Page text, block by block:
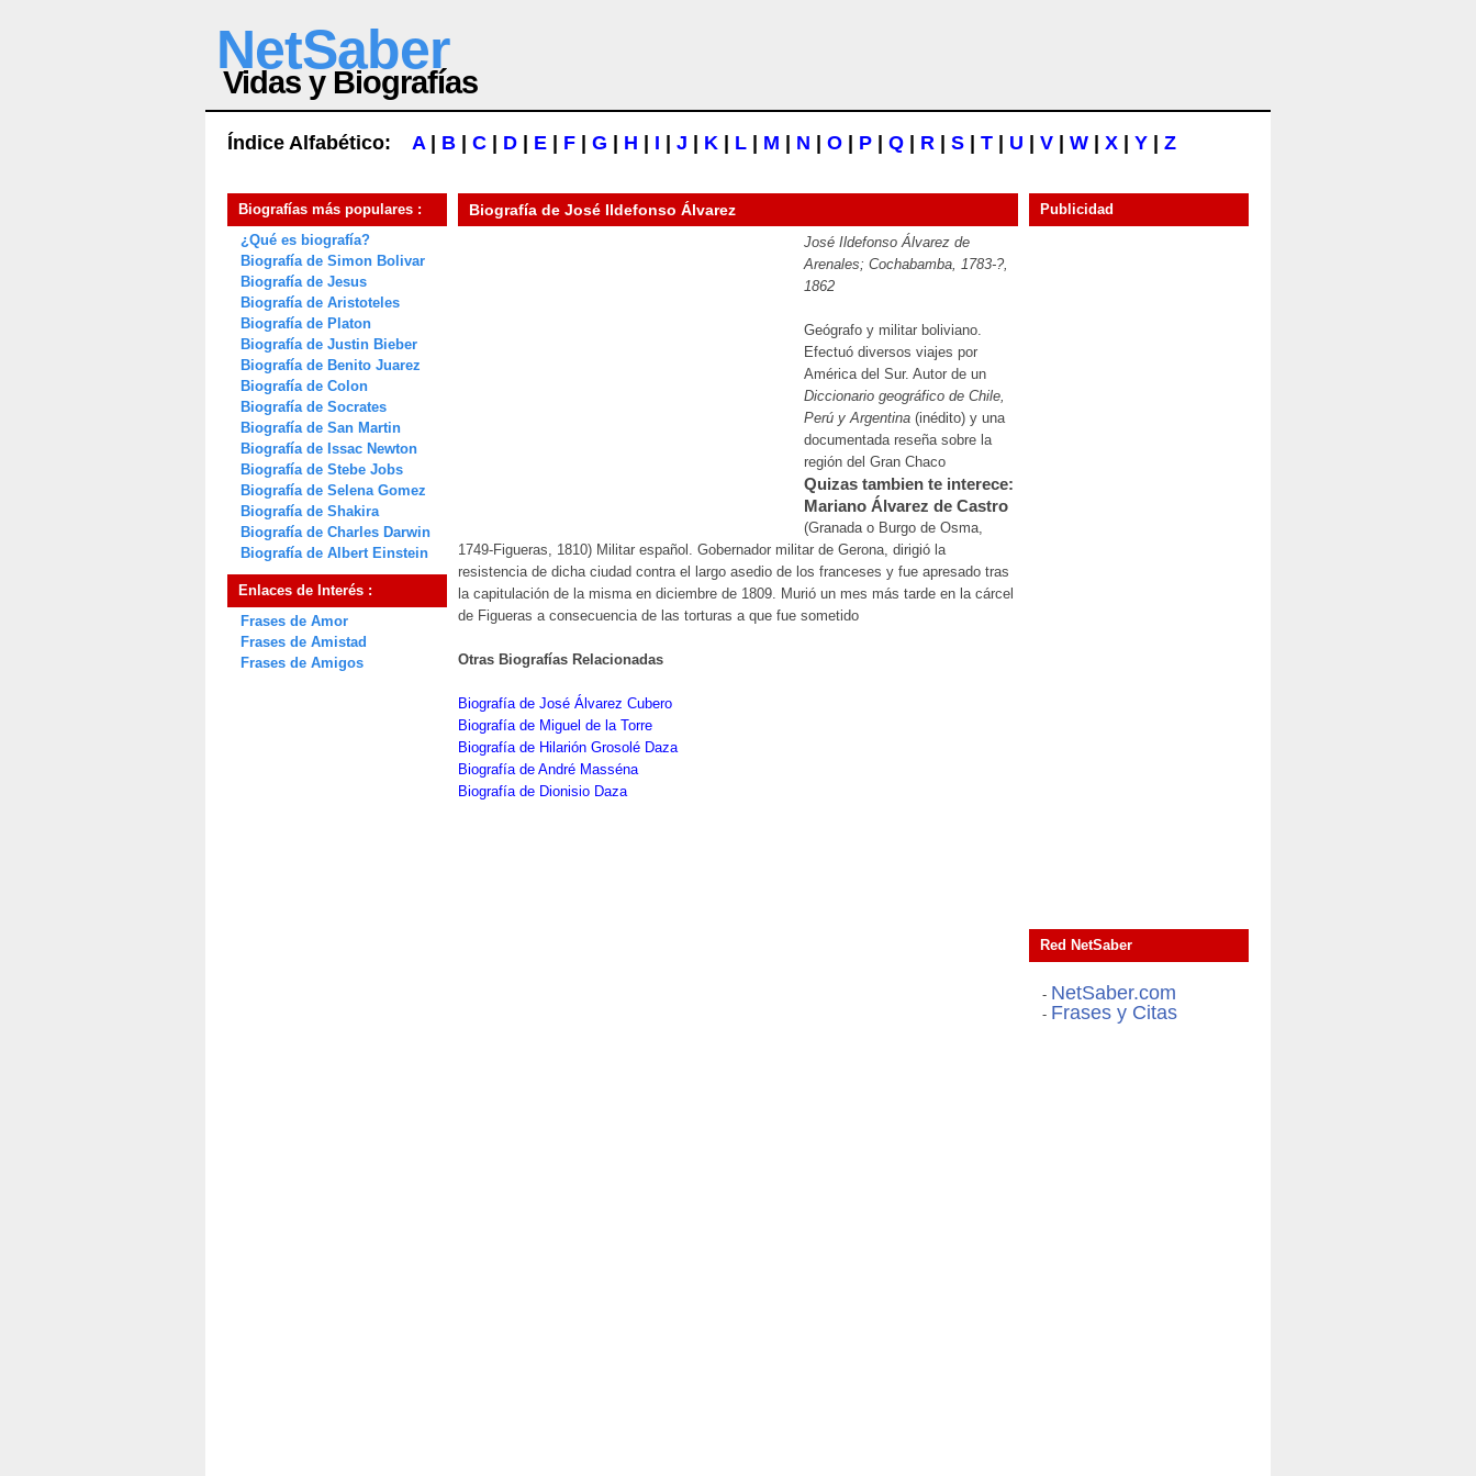
NetSaber
Vidas y Biografías
Índice Alfabético: A| B C D E F G H I J K L M N O P Q R S T U V W X Y Z
Biografías más populares :
¿Qué es biografía?
Biografía de Simon Bolivar
Biografía de Jesus
Biografía de Aristoteles
Biografía de Platon
Biografía de Justin Bieber
Biografía de Benito Juarez
Biografía de Colon
Biografía de Socrates
Biografía de San Martin
Biografía de Issac Newton
Biografía de Stebe Jobs
Biografía de Selena Gomez
Biografía de Shakira
Biografía de Charles Darwin
Biografía de Albert Einstein
Enlaces de Interés :
Frases de Amor
Frases de Amistad
Frases de Amigos
Biografía de José Ildefonso Álvarez
José Ildefonso Álvarez de
Arenales; Cochabamba, 1783-?,
1862
Geógrafo y militar boliviano.
Efectuó diversos viajes por
América del Sur. Autor de un
Diccionario geográfico de Chile,
Perú y Argentina (inédito) y una
documentada reseña sobre la
región del Gran Chaco
Quizas tambien te interece:
Mariano Álvarez de Castro
(Granada o Burgo de Osma,
1749-Figueras, 1810) Militar español. Gobernador militar de Gerona, dirigió la
resistencia de dicha ciudad contra el largo asedio de los franceses y fue apresado tras
la capitulación de la misma en diciembre de 1809. Murió un mes más tarde en la cárcel
de Figueras a consecuencia de las torturas a que fue sometido
Otras Biografías Relacionadas
Biografía de José Álvarez Cubero
Biografía de Miguel de la Torre
Biografía de Hilarión Grosolé Daza
Biografía de André Masséna
Biografía de Dionisio Daza
Publicidad
Red NetSaber
- NetSaber.com
- Frases y Citas